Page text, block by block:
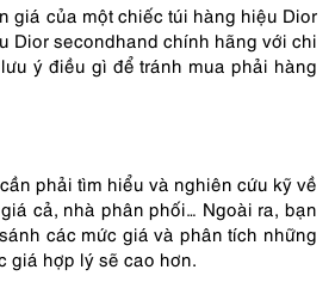
giá của một chiếc túi hàng hiệu Dior
Dior secondhand chính hãng với chi
ý điều gì để tránh mua phải hàng
phải tìm hiểu và nghiên cứu kỹ về
cả, nhà phân phối… Ngoài ra, bạn
các mức giá và phân tích những
giá hợp lý sẽ cao hơn.